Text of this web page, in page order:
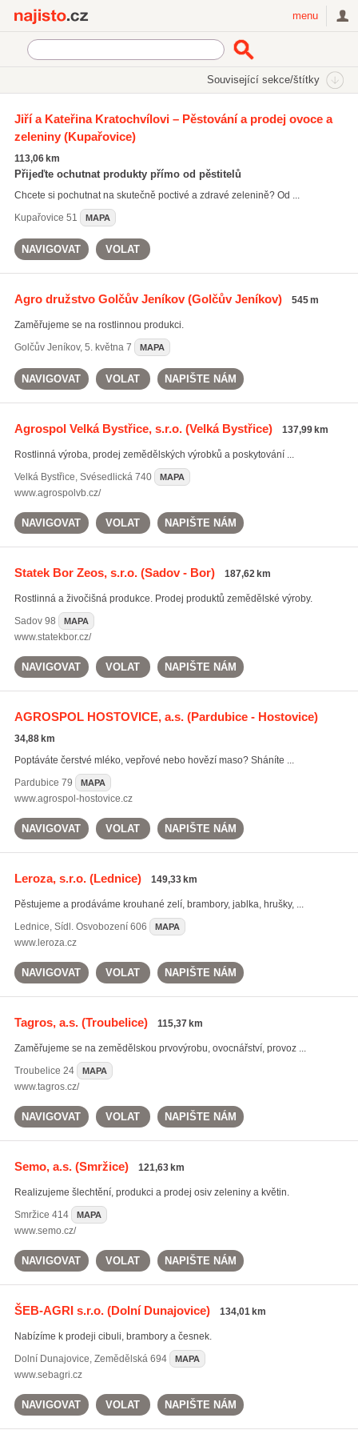
menu
Související sekce/štítky
Rostlinná produkce
Jiří a Kateřina Kratochvílovi – Pěstování a prodej ovoce a
zeleniny(Kupařovice)
113,06 km
Přijeďte ochutnat produkty přímo od pěstitelů
Chcete si pochutnat na skutečně poctivé a zdravé zelenině? Od ...
Kupařovice 51 MAPA
NAVIGOVAT VOLAT
Agro družstvo Golčův Jeníkov(Golčův Jeníkov) 545 m
Zaměřujeme se na rostlinnou produkci.
Golčův Jeníkov, 5. května 7 MAPA
NAVIGOVAT VOLAT NAPIŠTE NÁM
Agrospol Velká Bystřice, s.r.o.(Velká Bystřice) 137,99 km
Rostlinná výroba, prodej zemědělských výrobků a poskytování ...
Velká Bystřice, Svésedlická 740 MAPA
www.agrospolvb.cz/
NAVIGOVAT VOLAT NAPIŠTE NÁM
Statek Bor Zeos, s.r.o.(Sadov - Bor) 187,62 km
Rostlinná a živočišná produkce. Prodej produktů zemědělské výroby.
Sadov98 MAPA
www.statekbor.cz/
NAVIGOVAT VOLAT NAPIŠTE NÁM
AGROSPOL HOSTOVICE, a.s.(Pardubice - Hostovice)
34,88 km
Poptáváte čerstvé mléko, vepřové nebo hovězí maso? Sháníte ...
Pardubice 79 MAPA
www.agrospol-hostovice.cz
NAVIGOVAT VOLAT NAPIŠTE NÁM
Leroza, s.r.o.(Lednice) 149,33 km
Pěstujeme a prodáváme krouhané zelí, brambory, jablka, hrušky, ...
Lednice, Sídl. Osvobození 606 MAPA
www.leroza.cz
NAVIGOVAT VOLAT NAPIŠTE NÁM
Tagros, a.s.(Troubelice) 115,37 km
Zaměřujeme se na zemědělskou prvovýrobu, ovocnářství, provoz ...
Troubelice 24 MAPA
www.tagros.cz/
NAVIGOVAT VOLAT NAPIŠTE NÁM
Semo, a.s.(Smržice) 121,63 km
Realizujeme šlechtění, produkci a prodej osiv zeleniny a květin.
Smržice 414 MAPA
www.semo.cz/
NAVIGOVAT VOLAT NAPIŠTE NÁM
ŠEB-AGRI s.r.o.(Dolní Dunajovice) 134,01 km
Nabízíme k prodeji cibuli, brambory a česnek.
Dolní Dunajovice, Zemědělská 694 MAPA
www.sebagri.cz
NAVIGOVAT VOLAT NAPIŠTE NÁM